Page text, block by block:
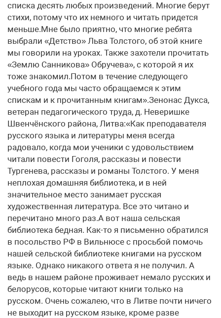
списка десять любых произведений. Многие берут
стихи, потому что их немного и читать придется
меньше.Мне было приятно, что многие ребята
выбрали «Детство» Льва Толстого, об этой книге
мы говорили на уроках. Также захотели прочитать
«Землю Санникова» Обручева», с которой я их
тоже знакомил.Потом в течение следующего
учебного года мы часто обращаемся к этим
спискам и к прочитанным книгам».Зенонас Дукса,
ветеран педагогического труда, д. Неверишке
Швенчёнского района, Литва:«Как преподавателя
русского языка и литературы меня всегда
радовало, когда мои ученики с удовольствием
читали повести Гоголя, рассказы и повести
Тургенева, рассказы и романы Толстого. У меня
неплохая домашняя библиотека, и в ней
значительное место занимает русская
художественная литература. Все это читано и
перечитано много раз.А вот наша сельская
библиотека бедная. Как-то я письменно обратился
в посольство РФ в Вильнюсе с просьбой помочь
нашей сельской библиотеке книгами на русском
языке. Однако никакого ответа я не получил. А
ведь в нашем районе проживает немало русских и
белорусов, которые читают книги только на
русском. Очень сожалею, что в Литве почти ничего
не выходит на русском языке, кроме разве